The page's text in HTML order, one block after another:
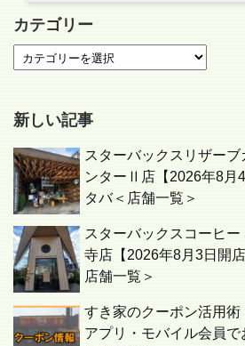
カテゴリー
新しい記事
スターバックスリザー
ンターⅡ店【2026年8月
タバ＜店舗一覧＞
スターバックスコーヒ
寺店【2026年8月3日開
店舗一覧＞
すき家のクーポン活用
アプリ・モバイル会員